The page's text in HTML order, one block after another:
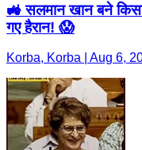
🚜 सलमान खान बने
गए हैरान! 😱
Korba, Korba | Aug 6,